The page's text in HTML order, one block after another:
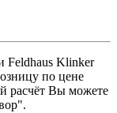
Feldhaus Klinker
по цене
расчёт Вы можете